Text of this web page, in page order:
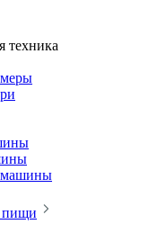
техника
машины
пищи